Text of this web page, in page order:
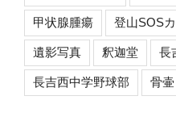
甲状腺腫瘍 登山SOS
遺影写真 釈迦堂 長
長吉西中学野球部 骨壷